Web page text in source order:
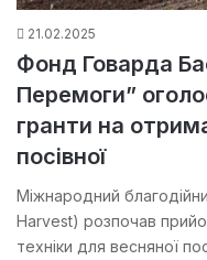
21.02.2025
Фонд Говарда
Перемоги”
гранти на
посівної
Міжнародний
Harvest) розпочав
техніки для весняної